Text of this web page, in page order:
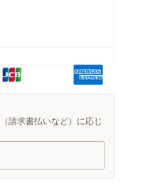
請求書払いなど）に応じ